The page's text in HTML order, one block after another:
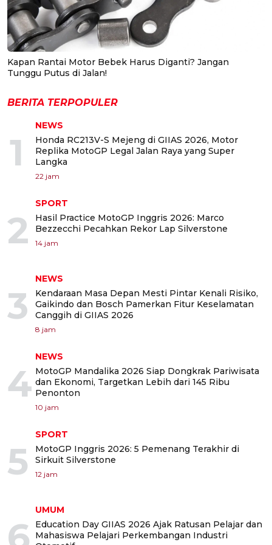
Kapan Rantai Motor Bebek Harus Diganti? Jangan
Tunggu Putus di Jalan!
BERITA TERPOPULER
1
NEWS
Honda RC213V-S Mejeng di GIIAS 2026, Motor
Replika MotoGP Legal Jalan Raya yang Super
Langka
22 jam
2
SPORT
Hasil Practice MotoGP Inggris 2026: Marco
Bezzecchi Pecahkan Rekor Lap Silverstone
14 jam
3
NEWS
Kendaraan Masa Depan Mesti Pintar Kenali Risiko,
Gaikindo dan Bosch Pamerkan Fitur Keselamatan
Canggih di GIIAS 2026
8 jam
4
NEWS
MotoGP Mandalika 2026 Siap Dongkrak Pariwisata
dan Ekonomi, Targetkan Lebih dari 145 Ribu
Penonton
10 jam
5
SPORT
MotoGP Inggris 2026: 5 Pemenang Terakhir di
Sirkuit Silverstone
12 jam
UMUM
Education Day GIIAS 2026 Ajak Ratusan Pelajar dan
Mahasiswa Pelajari Perkembangan Industri